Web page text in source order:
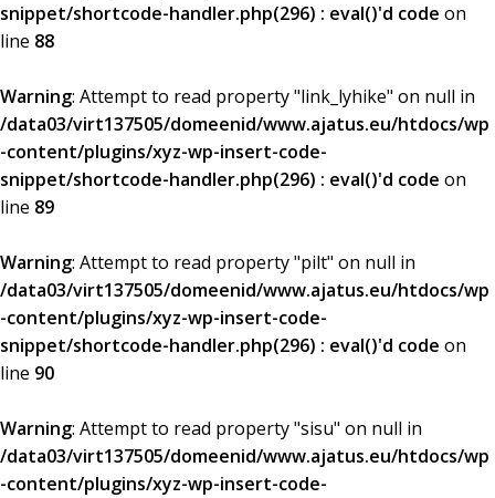
snippet/shortcode-handler.php(296) : eval()'d code on
line 88
Warning: Attempt to read property "link_lyhike" on null in
/data03/virt137505/domeenid/www.ajatus.eu/htdocs/wp
-content/plugins/xyz-wp-insert-code-
snippet/shortcode-handler.php(296) : eval()'d code on
line 89
Warning: Attempt to read property "pilt" on null in
/data03/virt137505/domeenid/www.ajatus.eu/htdocs/wp
-content/plugins/xyz-wp-insert-code-
snippet/shortcode-handler.php(296) : eval()'d code on
line 90
Warning: Attempt to read property "sisu" on null in
/data03/virt137505/domeenid/www.ajatus.eu/htdocs/wp
-content/plugins/xyz-wp-insert-code-